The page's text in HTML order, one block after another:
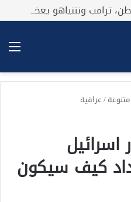
/عراقية
اسرائيل
كيف سيكون